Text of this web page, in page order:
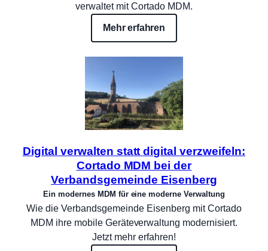
verwaltet mit Cortado MDM.
Mehr erfahren
Digital verwalten statt digital verzweifeln:
Cortado MDM bei der
Verbandsgemeinde Eisenberg
Ein modernes MDM für eine moderne Verwaltung
Wie die Verbandsgemeinde Eisenberg mit Cortado
MDM ihre mobile Geräteverwaltung modernisiert.
Jetzt mehr erfahren!